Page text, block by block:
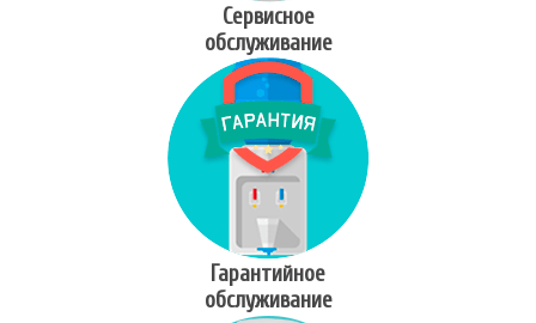
Сервисное
обслуживание
Гарантийное
обслуживание